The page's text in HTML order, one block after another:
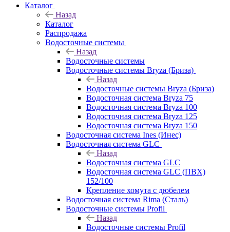
Каталог
Назад
Каталог
Распродажа
Водосточные системы
Назад
Водосточные системы
Водосточные системы Bryza (Бриза)
Назад
Водосточные системы Bryza (Бриза)
Водосточная система Bryza 75
Водосточная система Bryza 100
Водосточная система Bryza 125
Водосточная система Bryza 150
Водосточная система Ines (Инес)
Водосточная система GLC
Назад
Водосточная система GLC
Водосточная система GLC (ПВХ)
152/100
Крепление хомута с дюбелем
Водосточная система Rima (Сталь)
Водосточные системы Profil
Назад
Водосточные системы Profil